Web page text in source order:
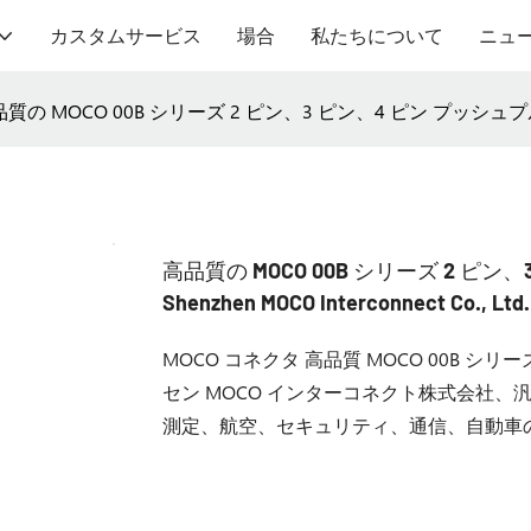
カスタムサービス 場合 私たちについて ニュ
質の MOCO 00B シリーズ 2 ピン、3 ピン、4 ピン プッシュ
高品質の MOCO 00B シリーズ 2 ピン
Shenzhen MOCO Interconnect Co., Ltd.
MOCO コネクタ 高品質 MOCO 00B シリ
セン MOCO インターコネクト株式会社、
測定、航空、セキュリティ、通信、自動